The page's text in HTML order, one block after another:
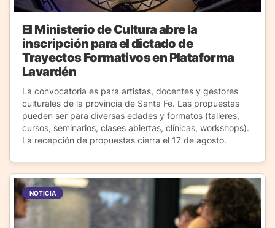
El Ministerio de Cultura abre la
inscripción para el dictado de
Trayectos Formativos en Plataforma
Lavardén
La convocatoria es para artistas, docentes y gestores
culturales de la provincia de Santa Fe. Las propuestas
pueden ser para diversas edades y formatos (talleres,
cursos, seminarios, clases abiertas, clínicas, workshops).
La recepción de propuestas cierra el 17 de agosto.
NOTICIA